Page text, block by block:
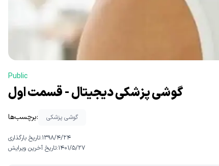
گوشی پزشکی دیجیتال - قسمت اول
برچسب‌ها: گوشی پزشکی
تاریخ بارگذاری:۱۳۹۸/۴/۲۴
تاریخ آخرین ویرایش:۱۴۰۱/۵/۲۷
Public